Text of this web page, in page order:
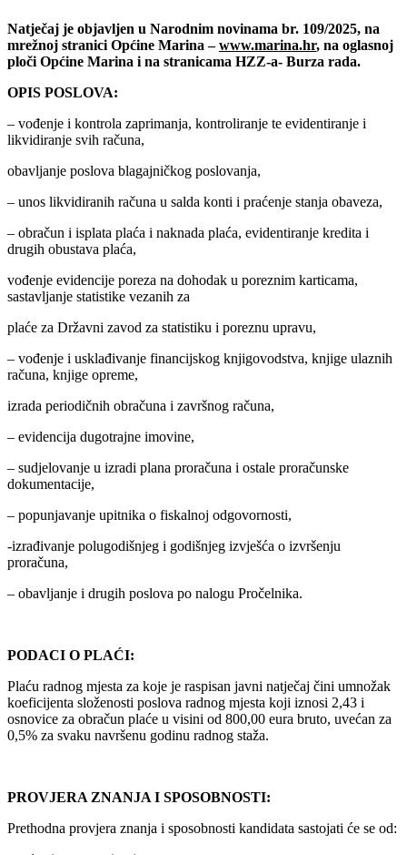
Natječaj je objavljen u Narodnim novinama br. 109/2025, na
mrežnoj stranici Općine Marina –www.marina.hr, na oglasnoj
ploči Općine Marina i na stranicama HZZ-a- Burza rada.
OPIS POSLOVA:
– vođenje i kontrola zaprimanja, kontroliranje te evidentiranje i
likvidiranje svih računa,
obavljanje poslova blagajničkog poslovanja,
– unos likvidiranih računa u salda konti i praćenje stanja obaveza,
– obračun i isplata plaća i naknada plaća, evidentiranje kredita i
drugih obustava plaća,
vođenje evidencije poreza na dohodak u poreznim karticama,
sastavljanje statistike vezanih za
plaće za Državni zavod za statistiku i poreznu upravu,
– vođenje i usklađivanje financijskog knjigovodstva, knjige ulaznih
računa, knjige opreme,
izrada periodičnih obračuna i završnog računa,
– evidencija dugotrajne imovine,
– sudjelovanje u izradi plana proračuna i ostale proračunske
dokumentacije,
– popunjavanje upitnika o fiskalnoj odgovornosti,
-izrađivanje polugodišnjeg i godišnjeg izvješća o izvršenju
proračuna,
– obavljanje i drugih poslova po nalogu Pročelnika.
PODACI O PLAĆI:
Plaću radnog mjesta za koje je raspisan javni natječaj čini umnožak
koeficijenta složenosti poslova radnog mjesta koji iznosi 2,43 i
osnovice za obračun plaće u visini od 800,00 eura bruto, uvećan za
0,5% za svaku navršenu godinu radnog staža.
PROVJERA ZNANJA I SPOSOBNOSTI:
Prethodna provjera znanja i sposobnosti kandidata sastojati će se od: